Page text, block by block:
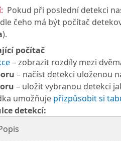
Pokud při poslední detekci
čeho má být počítač
).
počítač
– zobrazit rozdíly mezi
– načíst detekci uloženou
– uložit vybranou detekci
umožňuje přizpůsobit si
detekcí: